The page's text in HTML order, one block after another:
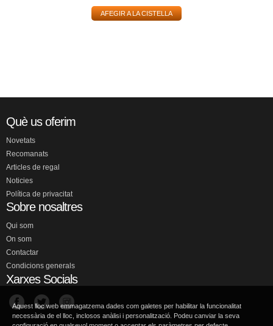
AFEGIR A LA CISTELLA
Què us oferim
Novetats
Recomanats
Articles de regal
Noticies
Política de privacitat
Sobre nosaltres
Qui som
On som
Contactar
Condicions generals
Xarxes Socials
Aquest lloc web emmagatzema dades com galetes per habilitar la funcionalitat
necessària de el lloc, inclosos anàlisi i personalització. Podeu canviar la seva